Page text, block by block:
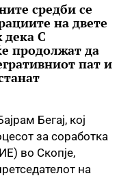
средби се
на двете
дека С
продолжат да
пат и
Бегај, кој
за соработка
во Скопје,
на